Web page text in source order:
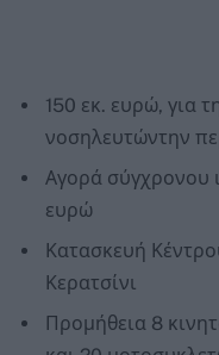
150 εκ. ευρώ, για
νοσηλευτώντην
Αγορά σύγχρονου
ευρώ
Κατασκευή
Κερατσίνι
Προμήθεια 8